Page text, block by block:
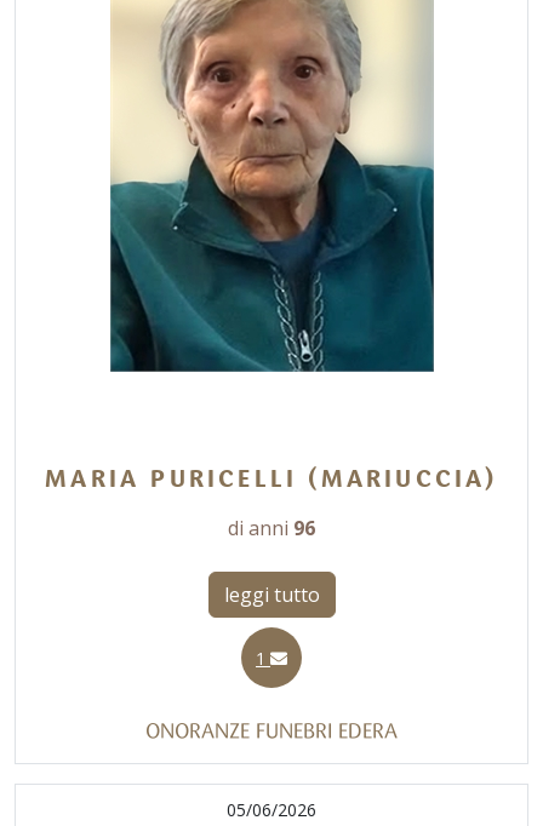
MARIA PURICELLI (MARIUCCIA)
di anni 96
leggi tutto
1
ONORANZE FUNEBRI EDERA
05/06/2026